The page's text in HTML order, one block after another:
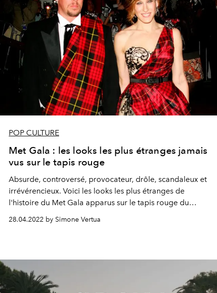
POP CULTURE
Met Gala : les looks les plus étranges jamais
vus sur le tapis rouge
Absurde, controversé, provocateur, drôle, scandaleux et
irrévérencieux. Voici les looks les plus étranges de
l'histoire du Met Gala apparus sur le tapis rouge du
28.04.2022 by Simone Vertua